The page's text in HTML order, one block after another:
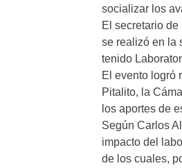
socializar los
El secretario
se realizó en la
tenido
El evento logró
Pitalito, la
los aportes de
Según Carlos
impacto del
de los cuales,